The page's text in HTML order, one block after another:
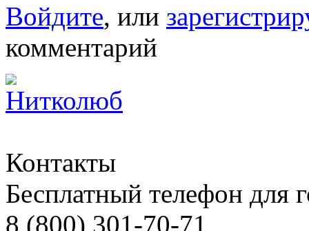
Войдите, или
комментарий
Контакты
Бесплатный телефон для
8 (800) 301-70-71